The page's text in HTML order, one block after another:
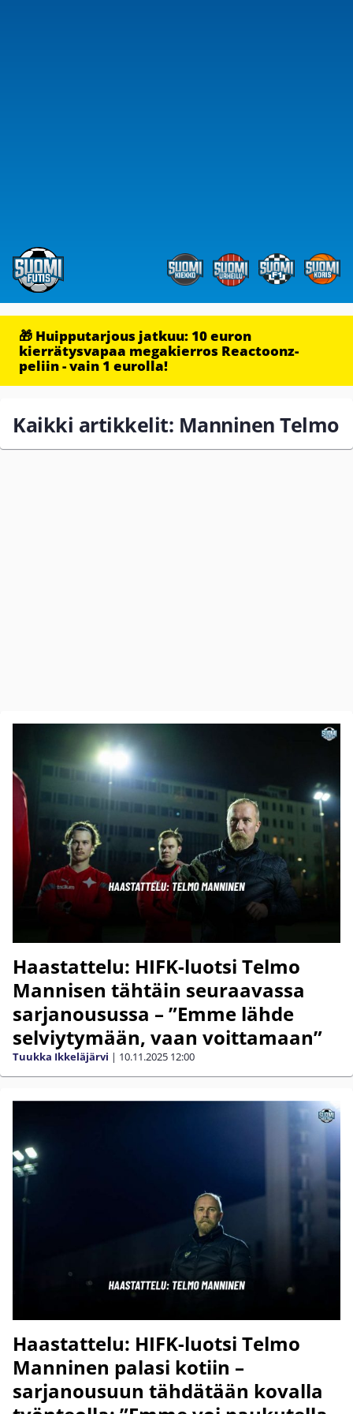
🎁 Huipputarjous jatkuu: 10 euron
kierrätysvapaa megakierros Reactoonz-
peliin - vain 1 eurolla!
Kaikki artikkelit: Manninen Telmo
Haastattelu: HIFK-luotsi Telmo
Mannisen tähtäin seuraavassa
sarjanousussa – ”Emme lähde
selviytymään, vaan voittamaan”
Tuukka Ikkeläjärvi | 10.11.2025 12:00
Haastattelu: HIFK-luotsi Telmo
Manninen palasi kotiin –
sarjanousuun tähdätään kovalla